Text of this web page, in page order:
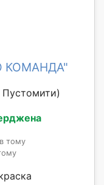
КОМАНДА"
тому